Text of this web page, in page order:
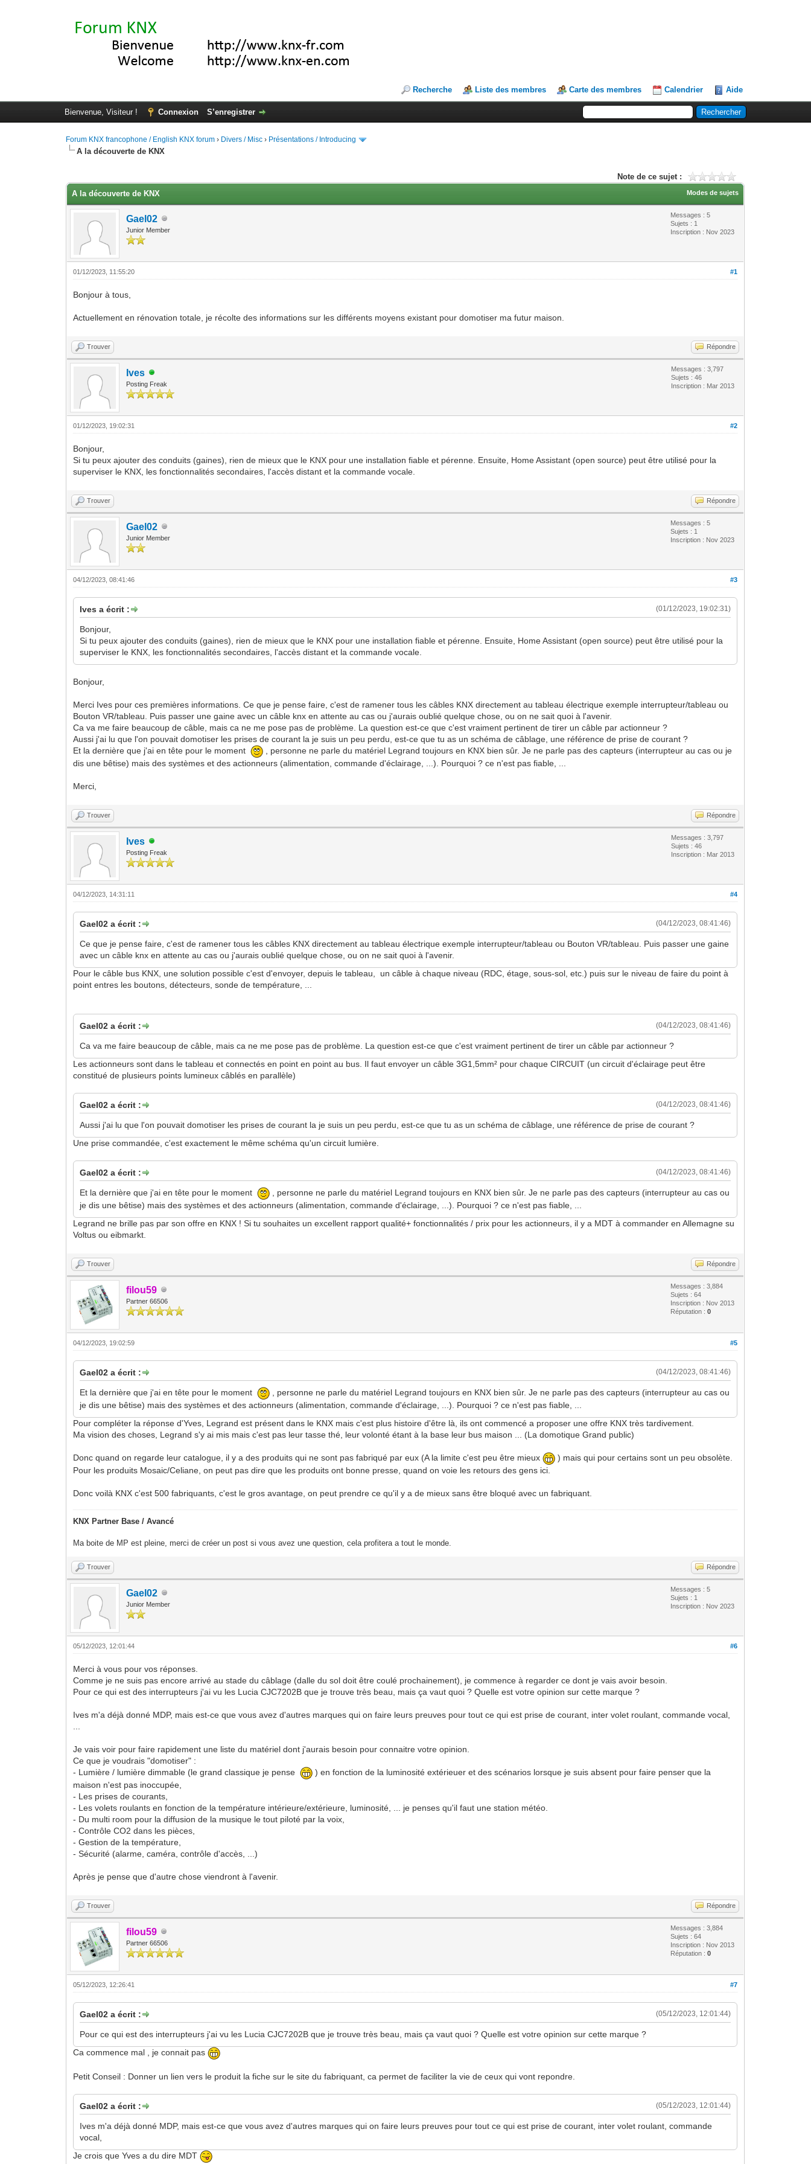
Recherche Liste des membres Carte des membres Calendrier Aide
Bienvenue, Visiteur ! Connexion S’enregistrer
Forum KNX francophone / English KNX forum › Divers / Misc › Présentations / Introducing
A la découverte de KNX
Note de ce sujet :
Modes de sujets
A la découverte de KNX
Gael02
Junior Member
Messages : 5
Sujets : 1
Inscription : Nov 2023
#1
01/12/2023, 11:55:20
Bonjour à tous,
Actuellement en rénovation totale, je récolte des informations sur les différents moyens existant pour domotiser ma futur maison.
Trouver Répondre
Ives
Posting Freak
Messages : 3,797
Sujets : 46
Inscription : Mar 2013
#2
01/12/2023, 19:02:31
Bonjour,
Si tu peux ajouter des conduits (gaines), rien de mieux que le KNX pour une installation fiable et pérenne. Ensuite, Home Assistant (open source) peut être utilisé pour la
superviser le KNX, les fonctionnalités secondaires, l'accès distant et la commande vocale.
Trouver Répondre
Gael02
Junior Member
Messages : 5
Sujets : 1
Inscription : Nov 2023
#3
04/12/2023, 08:41:46
(01/12/2023, 19:02:31)
Ives a écrit :
Bonjour,
Si tu peux ajouter des conduits (gaines), rien de mieux que le KNX pour une installation fiable et pérenne. Ensuite, Home Assistant (open source) peut être utilisé pour la
superviser le KNX, les fonctionnalités secondaires, l'accès distant et la commande vocale.
Bonjour,
Merci Ives pour ces premières informations. Ce que je pense faire, c'est de ramener tous les câbles KNX directement au tableau électrique exemple interrupteur/tableau ou
Bouton VR/tableau. Puis passer une gaine avec un câble knx en attente au cas ou j'aurais oublié quelque chose, ou on ne sait quoi à l'avenir.
Ca va me faire beaucoup de câble, mais ca ne me pose pas de problème. La question est-ce que c'est vraiment pertinent de tirer un câble par actionneur ?
Aussi j'ai lu que l'on pouvait domotiser les prises de courant la je suis un peu perdu, est-ce que tu as un schéma de câblage, une référence de prise de courant ?
Et la dernière que j'ai en tête pour le moment
, personne ne parle du matériel Legrand toujours en KNX bien sûr. Je ne parle pas des capteurs (interrupteur au cas ou je
dis une bêtise) mais des systèmes et des actionneurs (alimentation, commande d'éclairage, ...). Pourquoi ? ce n'est pas fiable, ...
Merci,
Trouver Répondre
Ives
Posting Freak
Messages : 3,797
Sujets : 46
Inscription : Mar 2013
#4
04/12/2023, 14:31:11
(04/12/2023, 08:41:46)
Gael02 a écrit :
Ce que je pense faire, c'est de ramener tous les câbles KNX directement au tableau électrique exemple interrupteur/tableau ou Bouton VR/tableau. Puis passer une gaine
avec un câble knx en attente au cas ou j'aurais oublié quelque chose, ou on ne sait quoi à l'avenir.
Pour le câble bus KNX, une solution possible c'est d'envoyer, depuis le tableau, un câble à chaque niveau (RDC, étage, sous-sol, etc.) puis sur le niveau de faire du point à
point entres les boutons, détecteurs, sonde de température, ...
(04/12/2023, 08:41:46)
Gael02 a écrit :
Ca va me faire beaucoup de câble, mais ca ne me pose pas de problème. La question est-ce que c'est vraiment pertinent de tirer un câble par actionneur ?
Les actionneurs sont dans le tableau et connectés en point en point au bus. Il faut envoyer un câble 3G1,5mm² pour chaque CIRCUIT (un circuit d'éclairage peut être
constitué de plusieurs points lumineux câblés en parallèle)
(04/12/2023, 08:41:46)
Gael02 a écrit :
Aussi j'ai lu que l'on pouvait domotiser les prises de courant la je suis un peu perdu, est-ce que tu as un schéma de câblage, une référence de prise de courant ?
Une prise commandée, c'est exactement le même schéma qu'un circuit lumière.
(04/12/2023, 08:41:46)
Gael02 a écrit :
Et la dernière que j'ai en tête pour le moment
, personne ne parle du matériel Legrand toujours en KNX bien sûr. Je ne parle pas des capteurs (interrupteur au cas ou
je dis une bêtise) mais des systèmes et des actionneurs (alimentation, commande d'éclairage, ...). Pourquoi ? ce n'est pas fiable, ...
Legrand ne brille pas par son offre en KNX ! Si tu souhaites un excellent rapport qualité+ fonctionnalités / prix pour les actionneurs, il y a MDT à commander en Allemagne su
Voltus ou eibmarkt.
Trouver Répondre
filou59
Partner 66506
Messages : 3,884
Sujets : 64
Inscription : Nov 2013
Réputation :0
#5
04/12/2023, 19:02:59
(04/12/2023, 08:41:46)
Gael02 a écrit :
Et la dernière que j'ai en tête pour le moment
, personne ne parle du matériel Legrand toujours en KNX bien sûr. Je ne parle pas des capteurs (interrupteur au cas ou
je dis une bêtise) mais des systèmes et des actionneurs (alimentation, commande d'éclairage, ...). Pourquoi ? ce n'est pas fiable, ...
Pour compléter la réponse d'Yves, Legrand est présent dans le KNX mais c'est plus histoire d'être là, ils ont commencé a proposer une offre KNX très tardivement.
Ma vision des choses, Legrand s'y ai mis mais c'est pas leur tasse thé, leur volonté étant à la base leur bus maison ... (La domotique Grand public)
Donc quand on regarde leur catalogue, il y a des produits qui ne sont pas fabriqué par eux (A la limite c'est peu être mieux
) mais qui pour certains sont un peu obsolète.
Pour les produits Mosaic/Celiane, on peut pas dire que les produits ont bonne presse, quand on voie les retours des gens ici.
Donc voilà KNX c'est 500 fabriquants, c'est le gros avantage, on peut prendre ce qu'il y a de mieux sans être bloqué avec un fabriquant.
KNX Partner Base / Avancé
Ma boite de MP est pleine, merci de créer un post si vous avez une question, cela profitera a tout le monde.
Trouver Répondre
Gael02
Junior Member
Messages : 5
Sujets : 1
Inscription : Nov 2023
#6
05/12/2023, 12:01:44
Merci à vous pour vos réponses.
Comme je ne suis pas encore arrivé au stade du câblage (dalle du sol doit être coulé prochainement), je commence à regarder ce dont je vais avoir besoin.
Pour ce qui est des interrupteurs j'ai vu les Lucia CJC7202B que je trouve très beau, mais ça vaut quoi ? Quelle est votre opinion sur cette marque ?
Ives m'a déjà donné MDP, mais est-ce que vous avez d'autres marques qui on faire leurs preuves pour tout ce qui est prise de courant, inter volet roulant, commande vocal,
Je vais voir pour faire rapidement une liste du matériel dont j'aurais besoin pour connaitre votre opinion.
Ce que je voudrais "domotiser" :
- Lumière / lumière dimmable (le grand classique je pense
) en fonction de la luminosité extérieuer et des scénarios lorsque je suis absent pour faire penser que la
maison n'est pas inoccupée,
- Les prises de courants,
- Les volets roulants en fonction de la température intérieure/extérieure, luminosité, ... je penses qu'il faut une station météo.
- Du multi room pour la diffusion de la musique le tout piloté par la voix,
- Contrôle CO2 dans les pièces,
- Gestion de la température,
- Sécurité (alarme, caméra, contrôle d'accès, ...)
Après je pense que d'autre chose viendront à l'avenir.
Trouver Répondre
filou59
Partner 66506
Messages : 3,884
Sujets : 64
Inscription : Nov 2013
Réputation :0
#7
05/12/2023, 12:26:41
(05/12/2023, 12:01:44)
Gael02 a écrit :
Pour ce qui est des interrupteurs j'ai vu les Lucia CJC7202B que je trouve très beau, mais ça vaut quoi ? Quelle est votre opinion sur cette marque ?
Ca commence mal , je connait pas
Petit Conseil : Donner un lien vers le produit la fiche sur le site du fabriquant, ca permet de faciliter la vie de ceux qui vont repondre.
(05/12/2023, 12:01:44)
Gael02 a écrit :
Ives m'a déjà donné MDP, mais est-ce que vous avez d'autres marques qui on faire leurs preuves pour tout ce qui est prise de courant, inter volet roulant, commande
vocal,
Je crois que Yves a du dire MDT